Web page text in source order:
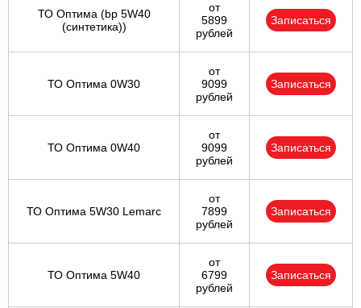
ТО Оптима (bp 5W40
(синтетика))
от
5899
рублей
Записаться
ТО Оптима 0W30
от
9099
рублей
Записаться
ТО Оптима 0W40
от
9099
рублей
Записаться
ТО Оптима 5W30 Lemarc
от
7899
рублей
Записаться
ТО Оптима 5W40
от
6799
рублей
Записаться